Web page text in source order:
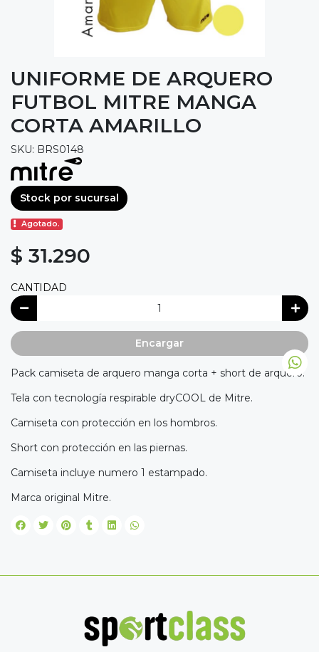
UNIFORME DE ARQUERO
FUTBOL MITRE MANGA
CORTA AMARILLO
SKU: BRS0148
Stock por sucursal
Agotado.
$ 31.290
CANTIDAD
Encargar
Pack camiseta de arquero manga corta + short de arquero.
Tela con tecnología respirable dryCOOL de Mitre.
Camiseta con protección en los hombros.
Short con protección en las piernas.
Camiseta incluye numero 1 estampado.
Marca original Mitre.